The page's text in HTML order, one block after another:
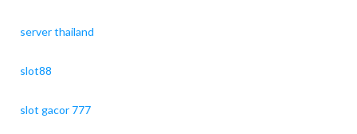
server thailand
slot88
slot gacor 777